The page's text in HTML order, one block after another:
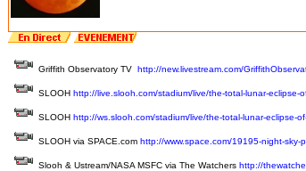
Griffith Observatory TV http://new.livestream.com/
SLOOH http://live.slooh.com/stadium/live/the-total-lunar-eclipse-
SLOOH http://ws.slooh.com/stadium/live/the-total-lunar-eclipse-
SLOOH via SPACE.com http://www.space.com/19195-night-sky-
Slooh & Ustream/NASA MSFC via The Watchers http://